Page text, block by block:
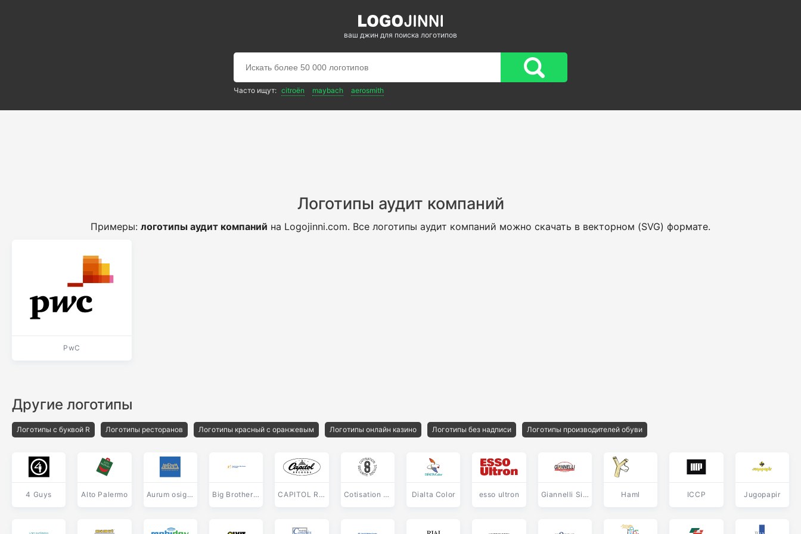
ваш джин для поиска логотипов
Часто ищут: citroën maybach aerosmith
Логотипы аудит компаний
Примеры: логотипы аудит компаний на Logojinni.com. Все логотипы аудит компаний можно скачать в векторном (SVG) формате.
PwC
Другие логотипы
Логотипы с буквой R Логотипы ресторанов Логотипы красный с оранжевым Логотипы онлайн казино Логотипы без надписи Логотипы производителей обуви
4 Guys Alto Palermo Aurum osiguranje Big Brothers Big Sisters of Canada CAPITOL RECORDS Cotisation Securite Sociale Dialta Color esso ultron Giannelli Silencers Haml ICCP Jugopapir